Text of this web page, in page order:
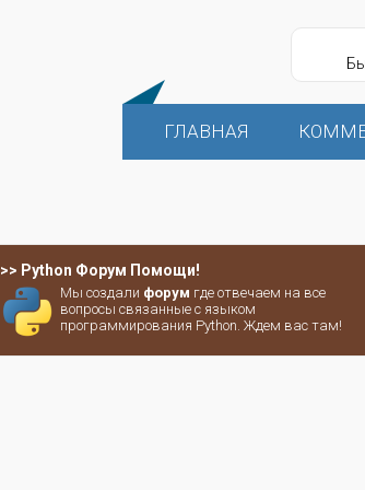
ГЛАВНАЯ
>> Python Форум Помощи!
Мы создали форум где отвечаем на все
вопросы связанные с языком
программирования Python. Ждем вас там!